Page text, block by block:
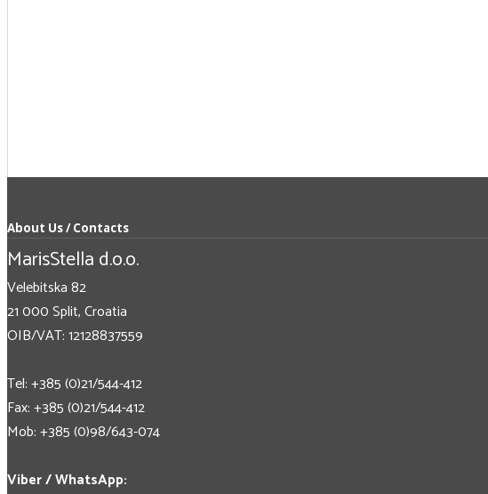
About Us / Contacts
MarisStella d.o.o.
Velebitska 82
21 000 Split, Croatia
OIB/VAT: 12128837559
Tel: +385 (0)21/544-412
Fax: +385 (0)21/544-412
Mob: +385 (0)98/643-074
Viber / WhatsApp: